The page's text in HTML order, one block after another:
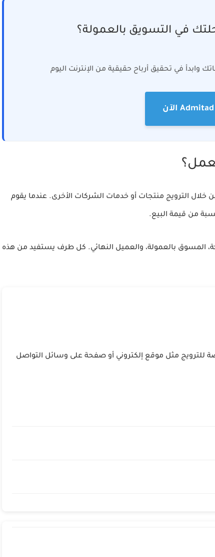
في التسويق بالعمولة؟
في تحقيق أرباح حقيقية من الإنترنت اليوم
الترويج منتجات أو خدمات الشركات الأخرى. عندما يقوم
من قيمة البيع.
المسوق بالعمولة، والعميل النهائي. كل طرف يستفيد من هذه
للترويج مثل موقع إلكتروني أو صفحة على وسائل التواصل